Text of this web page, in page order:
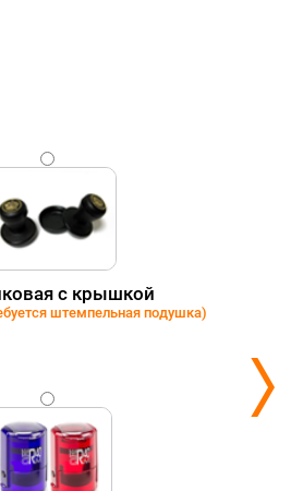
с крышкой
штемпельная подушка)